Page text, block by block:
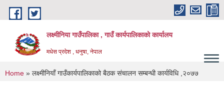
Skip to main content
लक्ष्मीनिया गाउँपालिका , गाउँ कार्यपालिकाको कार्यालय
मधेस प्रदेश , धनुषा, नेपाल
You are here
Home » लक्ष्मीनियाँ गाउँकार्यपालिकाको बैठक संचालन सम्बन्धी कार्यविधि ,२०७७